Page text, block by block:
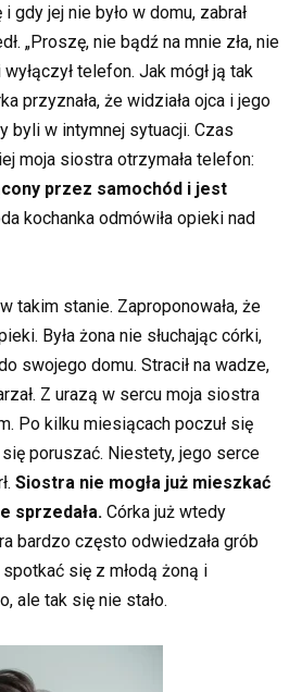
gdy jej nie było w domu, zabrał
„Proszę, nie bądź na mnie zła, nie
telefon. Jak mógł ją tak
przyznała, że widziała ojca i jego
byli w intymnej sytuacji. Czas
moja siostra otrzymała telefon:
przez samochód i jest
kochanka odmówiła opieki nad
takim stanie. Zaproponowała, że
Była żona nie słuchając córki,
swojego domu. Stracił na wadze,
Z urazą w sercu moja siostra
Po kilku miesiącach poczuł się
poruszać. Niestety, jego serce
Siostra nie mogła już mieszkać
sprzedała. Córka już wtedy
bardzo często odwiedzała grób
spotkać się z młodą żoną i
ale tak się nie stało.